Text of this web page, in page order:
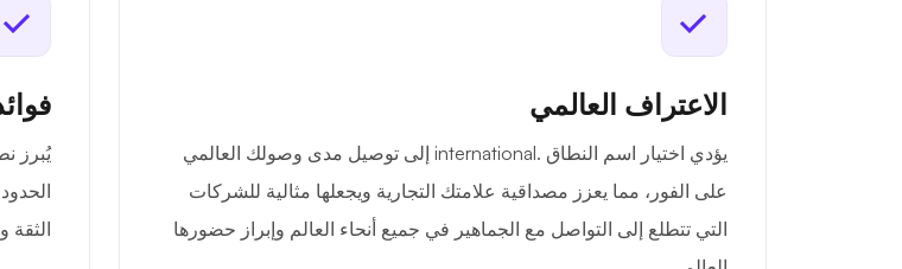
الاعتراف العالمي
يؤدي اختيار اسم النطاق .international إلى توصيل مدى وصولك العالمي
على الفور، مما يعزز مصداقية علامتك التجارية ويجعلها مثالية للشركات
التي تتطلع إلى التواصل مع الجماهير في جميع أنحاء العالم وإبراز حضورها
الثقة